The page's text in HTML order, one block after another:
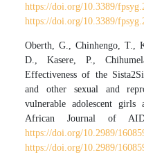
https://doi.org/10.3389/
https://doi.org/10.3389/
Oberth, G., Chinhengo, T.,
D., Kasere, P.,
Effectiveness of the
and other sexual and
vulnerable adolescent
African Journal of
https://doi.org/10.2989/
https://doi.org/10.2989/